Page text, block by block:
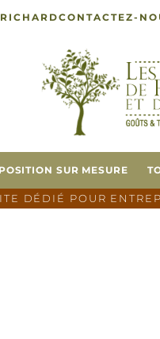
CONTACTEZ-
SUR MESURE
DÉDIÉ POUR